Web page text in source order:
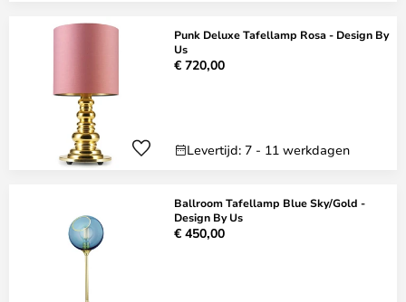
Punk Deluxe Tafellamp Rosa - Design By
Us
€ 720,00
Levertijd: 7 - 11 werkdagen
Ballroom Tafellamp Blue Sky/Gold -
Design By Us
€ 450,00